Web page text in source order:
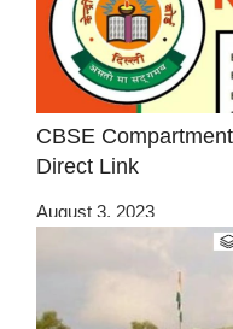
CBSE
Direct Link
August 3, 2023